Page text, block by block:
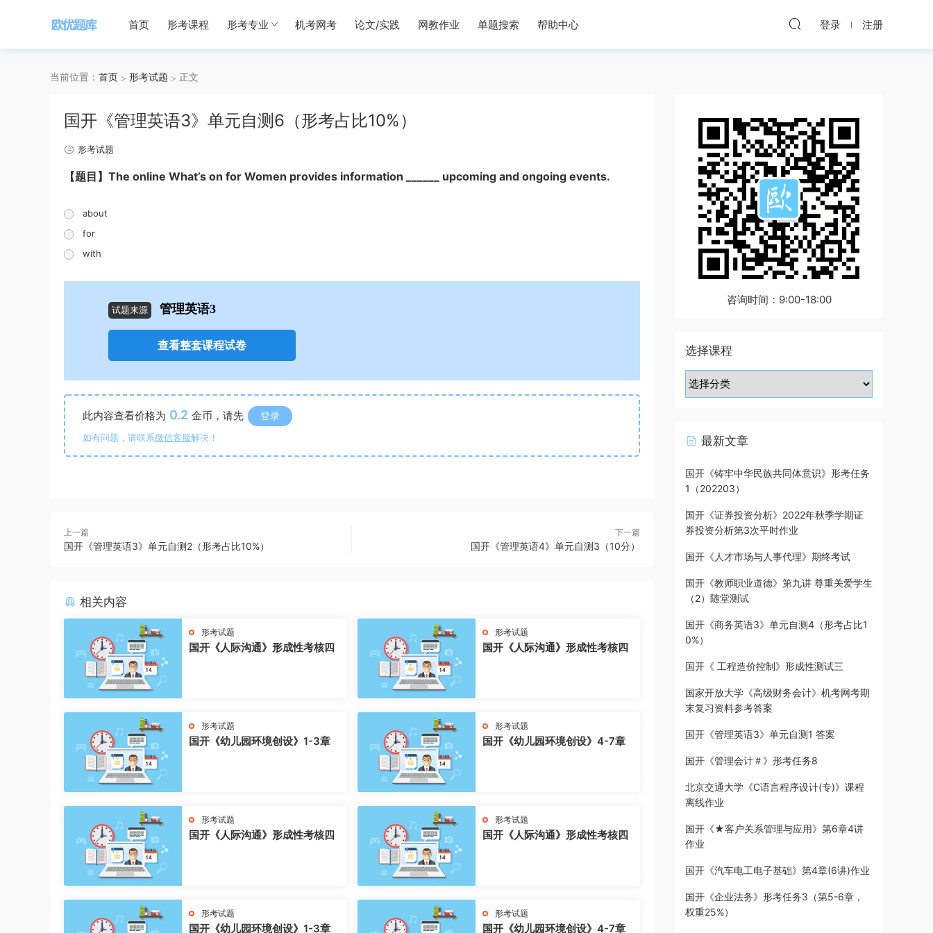
首页 形考课程 形考专业 机考网考 论文/实践 网教作业 单题搜索 帮助中心 登录 注册
当前位置： 首页 形考试题 正文
国开《管理英语3》单元自测6（形考占比10%）
形考试题
【题目】The online What’s on for Women provides information ______ upcoming and ongoing events.
about
for
with
试题来源 管理英语3
查看整套课程试卷
此内容查看价格为 0.2 金币，请先 登录
如有问题，请联系微信客服解决！
上一篇
国开《管理英语3》单元自测2（形考占比10%）
下一篇
国开《管理英语4》单元自测3（10分）
相关内容
形考试题
国开《人际沟通》形成性考核四
形考试题
国开《人际沟通》形成性考核四
形考试题
国开《幼儿园环境创设》1-3章
形考试题
国开《幼儿园环境创设》4-7章
形考试题
国开《人际沟通》形成性考核四
形考试题
国开《人际沟通》形成性考核四
形考试题
国开《幼儿园环境创设》1-3章
形考试题
国开《幼儿园环境创设》4-7章
咨询时间：9:00-18:00
选择课程
最新文章
国开《铸牢中华民族共同体意识》形考任务
1（202203）
国开《证券投资分析》2022年秋季学期证
券投资分析第3次平时作业
国开《人才市场与人事代理》期终考试
国开《教师职业道德》第九讲 尊重关爱学生
（2）随堂测试
国开《商务英语3》单元自测4（形考占比1
0%）
国开《 工程造价控制》形成性测试三
国家开放大学《高级财务会计》机考网考期
末复习资料参考答案
国开《管理英语3》单元自测1 答案
国开《管理会计＃》形考任务8
北京交通大学《C语言程序设计(专)》课程
离线作业
国开《★客户关系管理与应用》第6章4讲
作业
国开《汽车电工电子基础》第4章(6讲)作业
国开《企业法务》形考任务3（第5-6章，
权重25%）